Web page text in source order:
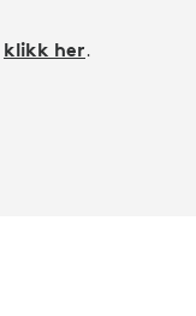
klikk her.